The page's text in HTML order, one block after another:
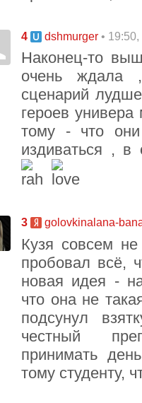
4 dshmurger •
Наконец-то
очень ждала
сценарий
героев
тому - что
издиваться ,
3 golovkinalana-
Кузя совсем
пробовал всё,
новая идея -
что она не
подсунул
честный
принимать
тому студенту,